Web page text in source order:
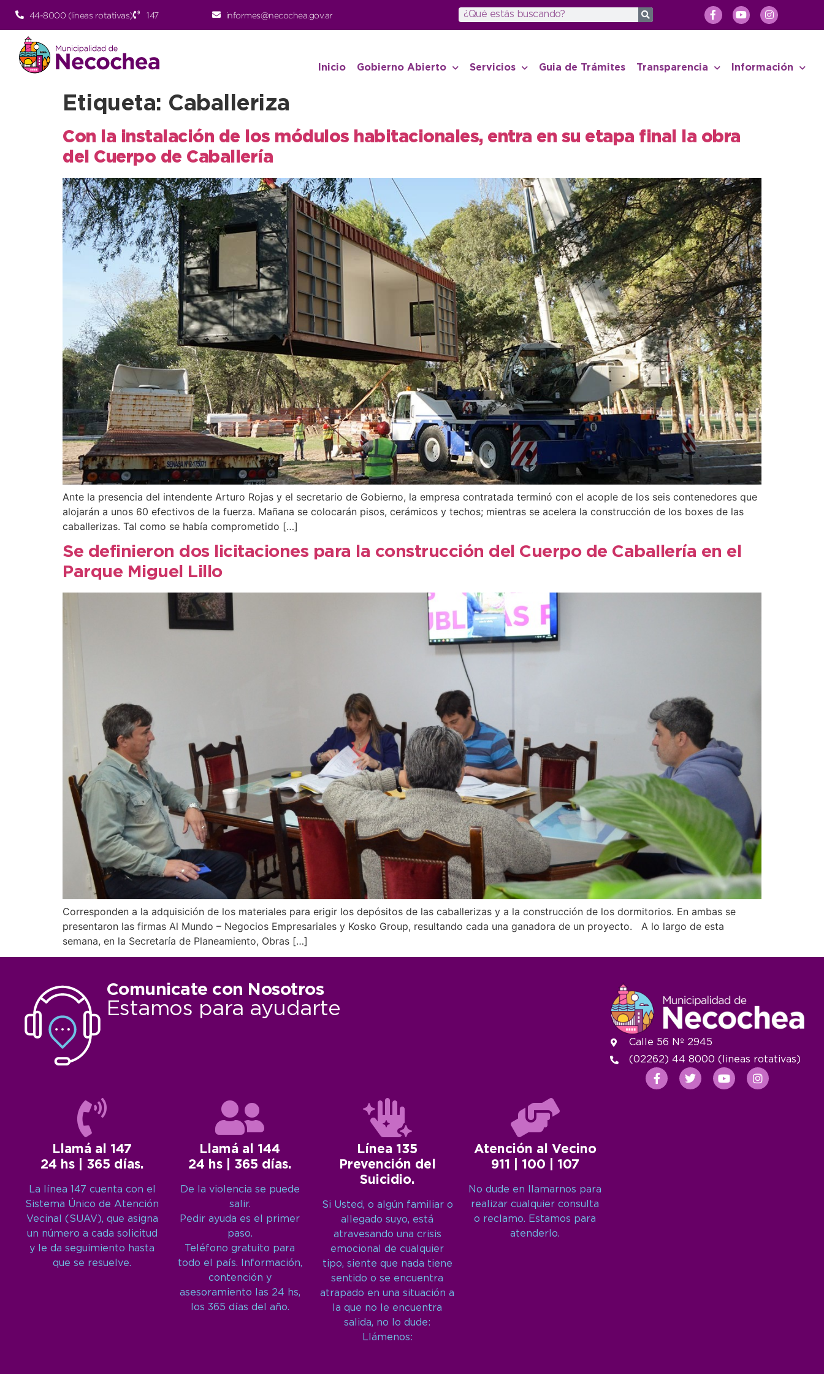
44-8000 (lineas rotativas) 147 informes@necochea.gov.ar
Inicio Gobierno Abierto Servicios Guia de Trámites Transparencia Información
Etiqueta: Caballeriza
Con la instalación de los módulos habitacionales, entra en su etapa final la obra
del Cuerpo de Caballería
Ante la presencia del intendente Arturo Rojas y el secretario de Gobierno, la empresa contratada terminó con el acople de los seis contenedores que
alojarán a unos 60 efectivos de la fuerza. Mañana se colocarán pisos, cerámicos y techos; mientras se acelera la construcción de los boxes de las
caballerizas. Tal como se había comprometido […]
Se definieron dos licitaciones para la construcción del Cuerpo de Caballería en el
Parque Miguel Lillo
Corresponden a la adquisición de los materiales para erigir los depósitos de las caballerizas y a la construcción de los dormitorios. En ambas se
presentaron las firmas Al Mundo – Negocios Empresariales y Kosko Group, resultando cada una ganadora de un proyecto. A lo largo de esta
semana, en la Secretaría de Planeamiento, Obras […]
Comunicate con Nosotros
Estamos para ayudarte
Llamá al 147
24 hs | 365 días.
La línea 147 cuenta con el
Sistema Único de Atención
Vecinal (SUAV), que asigna
un número a cada solicitud
y le da seguimiento hasta
que se resuelve.
Llamá al 144
24 hs | 365 días.
De la violencia se puede
salir.
Pedir ayuda es el primer
paso.
Teléfono gratuito para
todo el país. Información,
contención y
asesoramiento las 24 hs,
los 365 días del año.
Línea 135
Prevención del
Suicidio.
Si Usted, o algún familiar o
allegado suyo, está
atravesando una crisis
emocional de cualquier
tipo, siente que nada tiene
sentido o se encuentra
atrapado en una situación a
la que no le encuentra
salida, no lo dude:
Llámenos:
Atención al Vecino
911 | 100 | 107
No dude en llamarnos para
realizar cualquier consulta
o reclamo. Estamos para
atenderlo.
Calle 56 Nº 2945
(02262) 44 8000 (lineas rotativas)